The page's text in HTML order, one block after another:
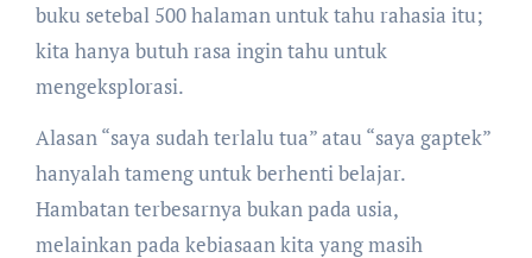
buku setebal 500 halaman untuk tahu rahasia itu;
kita hanya butuh rasa ingin tahu untuk
mengeksplorasi.
Alasan “saya sudah terlalu tua” atau “saya gaptek”
hanyalah tameng untuk berhenti belajar.
Hambatan terbesarnya bukan pada usia,
melainkan pada kebiasaan kita yang masih